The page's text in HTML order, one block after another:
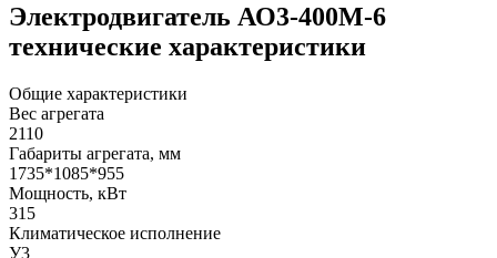
Электродвигатель АО3-400М-6
технические характеристики
Общие характеристики
Вес агрегата
2110
Габариты агрегата, мм
1735*1085*955
Мощность, кВт
315
Климатическое исполнение
У3